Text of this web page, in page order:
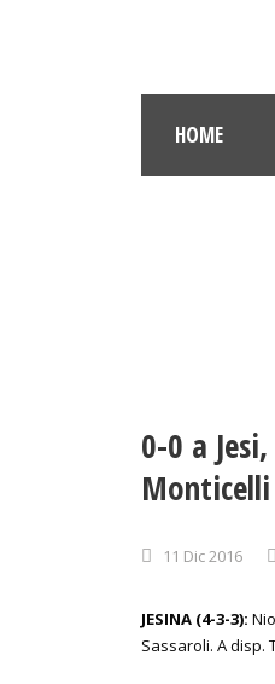
HOME
0-0 a
Monticelli
11 Dic 2016
JESINA (4-3-3):
Sassaroli. A disp.